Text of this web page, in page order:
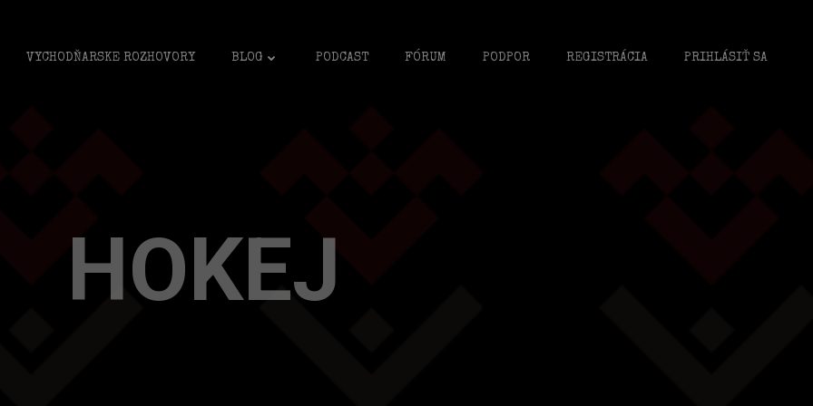
VYCHODŇARSKE ROZHOVORY BLOG PODCAST FÓRUM PODPOR REGISTRÁCIA PRIHLÁSIŤ SA
HOKEJ